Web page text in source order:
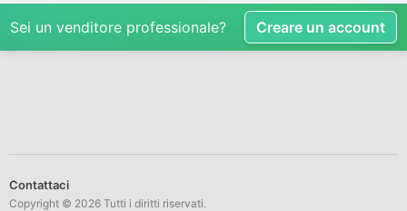
Sei un venditore professionale? Creare un account
Contattaci
Copyright © 2026 Tutti i diritti riservati.